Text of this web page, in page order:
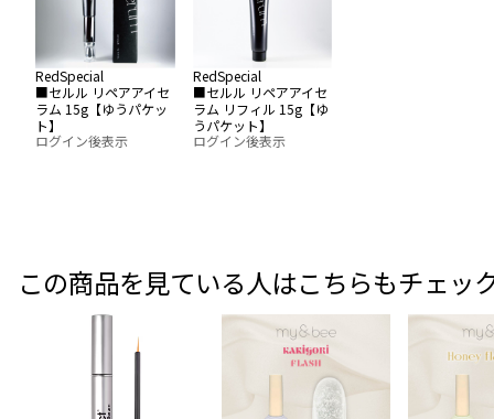
RedSpecial
■セルル リペアアイセ
ラム 15g【ゆうパケッ
ト】
ログイン後表示
RedSpecial
■セルル リペアアイセ
ラム リフィル 15g【ゆ
うパケット】
ログイン後表示
この商品を見ている人はこちらもチェッ